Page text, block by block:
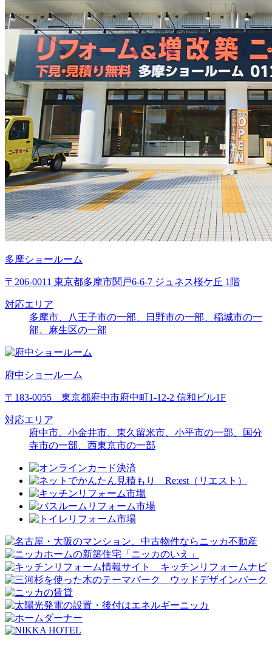
多摩ショールーム
〒206-0011 東京都多摩市関戸6-6-7 ジュネス桜ケ丘 1階
対応エリア
多摩市、八王子市の一部、日野市の一部、稲城市の一
部、麻生区の一部
府中ショールーム
〒183-0055 東京都府中市府中町1-12-2 信和ビル1F
対応エリア
府中市、小金井市、東久留米市、 小平市の一部
国分
寺市の一部
西東京市の一部